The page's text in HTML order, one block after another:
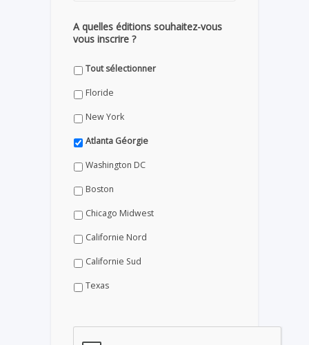
A quelles éditions souhaitez-vous
vous inscrire ?
Tout sélectionner
Floride
New York
Atlanta Géorgie
Washington DC
Boston
Chicago Midwest
Californie Nord
Californie Sud
Texas